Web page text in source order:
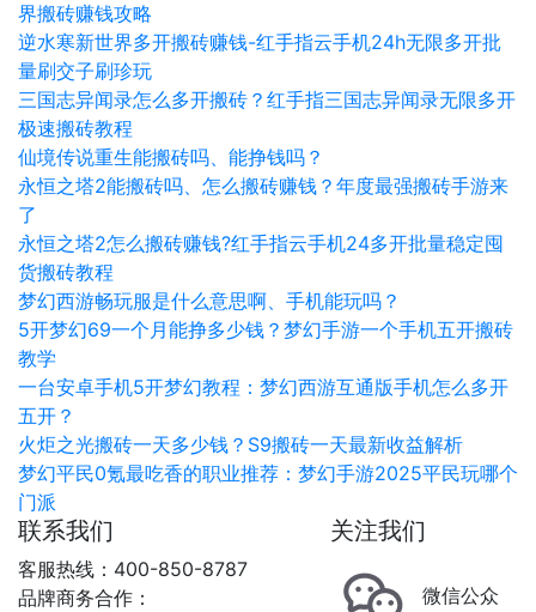
界搬砖赚钱攻略
逆水寒新世界多开搬砖赚钱-红手指云手机24h无限多开批
量刷交子刷珍玩
三国志异闻录怎么多开搬砖？红手指三国志异闻录无限多开
极速搬砖教程
仙境传说重生能搬砖吗、能挣钱吗？
永恒之塔2能搬砖吗、怎么搬砖赚钱？年度最强搬砖手游来
了
永恒之塔2怎么搬砖赚钱?红手指云手机24多开批量稳定囤
货搬砖教程
梦幻西游畅玩服是什么意思啊、手机能玩吗？
5开梦幻69一个月能挣多少钱？梦幻手游一个手机五开搬砖
教学
一台安卓手机5开梦幻教程：梦幻西游互通版手机怎么多开
五开？
火炬之光搬砖一天多少钱？S9搬砖一天最新收益解析
梦幻平民0氪最吃香的职业推荐：梦幻手游2025平民玩哪个
门派
联系我们
客服热线：400-850-8787
品牌商务合作：
关注我们
微信公众